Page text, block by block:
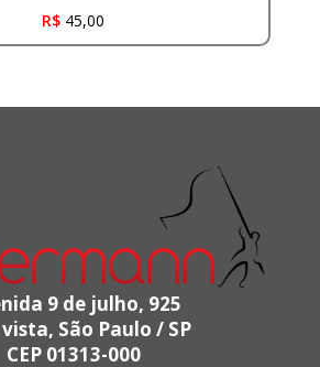
R$ 45,00
9 de julho, 925
São Paulo / SP
CEP 01313-000